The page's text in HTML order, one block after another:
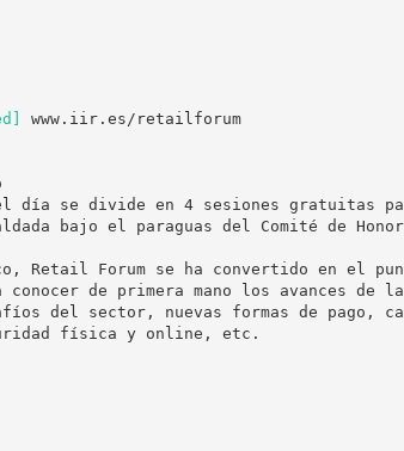
www.iir.es/retailforum
día se divide en 4 sesiones gratuitas
bajo el paraguas del Comité de
Retail Forum se ha convertido en el
de primera mano los avances de
del sector, nuevas formas de pago,
física y online, etc.